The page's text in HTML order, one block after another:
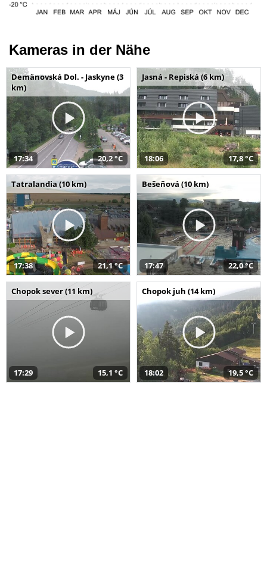
Kameras in der Nähe
Demänovská Dol. - Jaskyne (3
km)
17:34 20,2 °C
Jasná - Repiská (6 km)
18:06 17,8 °C
Tatralandia (10 km)
17:38 21,1 °C
Bešeňová (10 km)
17:47 22,0 °C
Chopok sever (11 km)
17:29 15,1 °C
Chopok juh (14 km)
18:02 19,5 °C